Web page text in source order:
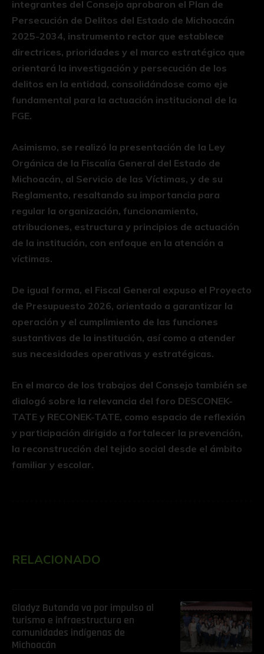
integrantes del Consejo aprobaron el Plan de
Persecución de Delitos del Estado de Michoacán
2025-2034, instrumento rector que establece
directrices, prioridades y el marco estratégico que
orientará la investigación y persecución de los
delitos en la entidad, consolidándose como eje
fundamental para la actuación institucional de la
FGE.
Asimismo, se realizó la presentación de la Ley
Orgánica de la Fiscalía General del Estado de
Michoacán, al Servicio de las Víctimas, y de su
Reglamento, resaltando su importancia para
regular la organización, funcionamiento,
atribuciones, estructura y principios de actuación
de la institución, con enfoque en la atención a
víctimas.
De igual forma, el Fiscal General expuso el Proyecto
de Presupuesto 2026, orientado a garantizar la
operación y el cumplimiento de las funciones
sustantivas de la institución, así como a atender
sus necesidades operativas y estratégicas.
En el marco de los trabajos del Consejo también se
dialogó sobre la relevancia del foro DESCONEK-
TATE y RECONEK-TATE, como espacio de reflexión
y participación dirigido a fortalecer la prevención,
la reconstrucción del tejido social desde el ámbito
familiar y escolar.
RELACIONADO
Gladyz Butanda va por impulso al
turismo e infraestructura en
comunidades indígenas de
Michoacán